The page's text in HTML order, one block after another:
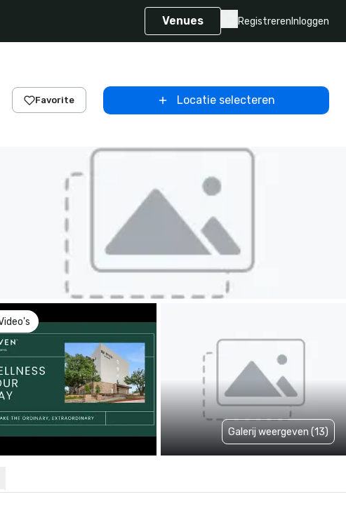
Venues Registreren Inloggen
Favorite Locatie selecteren
Galerij weergeven (13)